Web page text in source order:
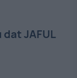
JAFUL